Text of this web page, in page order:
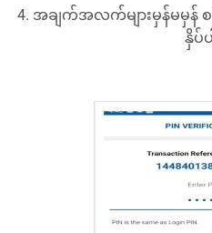
4. အချက်အလက်များမှန်မမှန် စ
နှိပ်ပ